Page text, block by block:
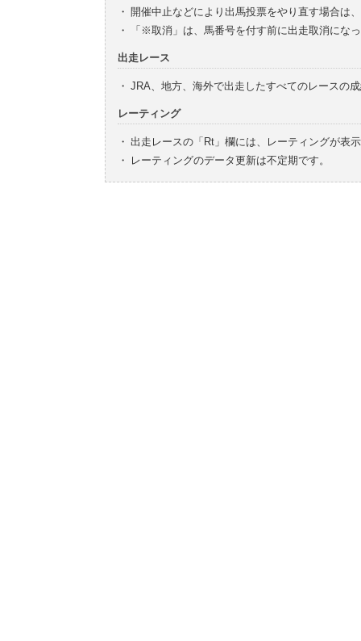
・ 開催中止などにより出馬投票をやり直す場合は
・
「※取消」は、馬番号を付す前に出走取消にな
出走レース
・ JRA、地方、海外で出走したすべてのレースの
レーティング
・ 出走レースの「Rt」欄には、レーティングが表
・
レーティングのデータ更新は不定期です。